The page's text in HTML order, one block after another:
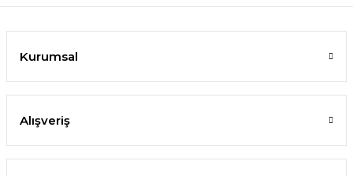
Kurumsal
Alışveriş